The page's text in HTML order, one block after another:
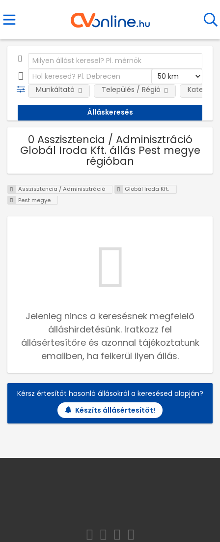
Munkáltató Település / Régió
0 Asszisztencia / Adminisztráció
Globál Iroda Kft. állás Pest megye
régióban
Asszisztencia / Adminisztráció
Globál Iroda Kft.
Pest megye
Jelenleg nincs a keresésnek megfelelő
álláshirdetésünk. Iratkozz fel
állásértesítőre és azonnal tájékoztatunk
emailben, ha felkerül ilyen állás.
Kérsz értesítőt hasonló állásokról a keresésed alapján?
Készíts állásértesítőt!